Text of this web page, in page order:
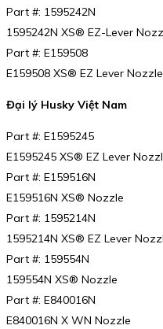
Part #: 1595242N
1595242N XS® EZ-Lever
Part #: E159508
E159508 XS® EZ Lever Nozzle
Đại lý Husky Việt Nam
Part #: E1595245
E1595245 XS® EZ Lever
Part #: E159516N
E159516N XS® Nozzle
Part #: 1595214N
1595214N XS® EZ Lever
Part #: 159554N
159554N XS® Nozzle
Part #: E840016N
E840016N X WN Nozzle